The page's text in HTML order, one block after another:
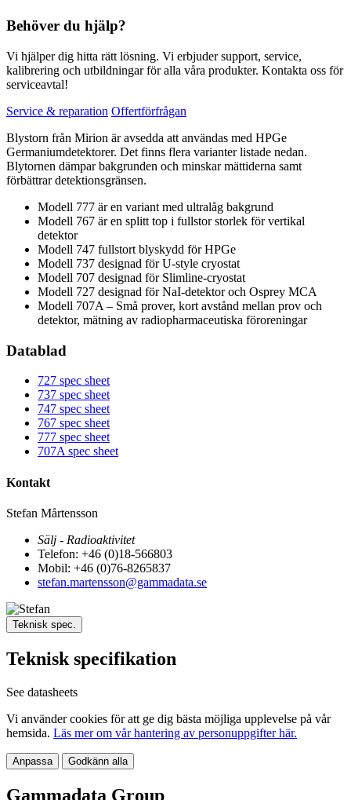
Behöver du hjälp?
Vi hjälper dig hitta rätt lösning. Vi erbjuder support, service,
kalibrering och utbildningar för alla våra produkter. Kontakta oss för
serviceavtal!
Service & reparation Offertförfrågan
Blystorn från Mirion är avsedda att användas med HPGe
Germaniumdetektorer. Det finns flera varianter listade nedan.
Blytornen dämpar bakgrunden och minskar mättiderna samt
förbättrar detektionsgränsen.
Modell 777 är en variant med ultralåg bakgrund
Modell 767 är en splitt top i fullstor storlek för vertikal
detektor
Modell 747 fullstort blyskydd för HPGe
Modell 737 designad för U-style cryostat
Modell 707 designad för Slimline-cryostat
Modell 727 designad för NaI-detektor och Osprey MCA
Modell 707A – Små prover, kort avstånd mellan prov och
detektor, mätning av radiopharmaceutiska föroreningar
Datablad
727 spec sheet
737 spec sheet
747 spec sheet
767 spec sheet
777 spec sheet
707A spec sheet
Kontakt
Stefan Mårtensson
Sälj - Radioaktivitet
Telefon: +46 (0)18-566803
Mobil: +46 (0)76-8265837
stefan.martensson@gammadata.se
Teknisk spec.
Teknisk specifikation
See datasheets
Vi använder cookies för att ge dig bästa möjliga upplevelse på vår
hemsida. Läs mer om vår hantering av personuppgifter här.
Anpassa Godkänn alla
Gammadata Group